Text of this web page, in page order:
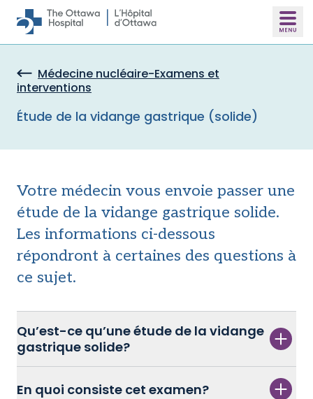
Skip to main content
Médecine nucléaire-Examens et
interventions
Étude de la vidange gastrique (solide)
Votre médecin vous envoie passer une
étude de la vidange gastrique solide.
Les informations ci-dessous
répondront à certaines des questions à
ce sujet.
Qu’est-ce qu’une étude de la vidange
gastrique solide?
En quoi consiste cet examen?